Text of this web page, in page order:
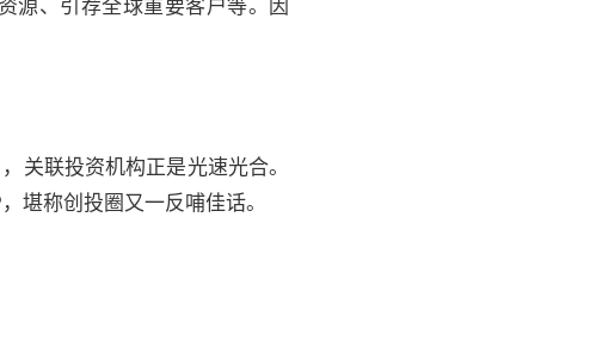
源、引荐全球重要客户等。因
关联投资机构正是光速光合。
堪称创投圈又一反哺佳话。